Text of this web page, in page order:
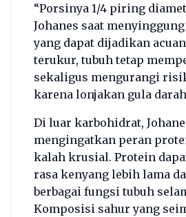
“Porsinya 1/4 piring
Johanes saat
yang dapat dijadikan
terukur, tubuh tetap
sekaligus mengurangi
karena lonjakan gula
Di luar karbohidrat,
mengingatkan peran
kalah krusial. Protein
rasa kenyang lebih lama
berbagai fungsi tubuh
Komposisi sahur yang